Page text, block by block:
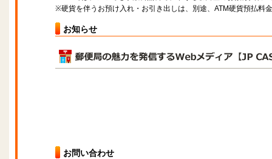
※硬貨を伴うお預け入れ・お引き出しは、別途、ATM硬貨預払料
お知らせ
お問い合わせ